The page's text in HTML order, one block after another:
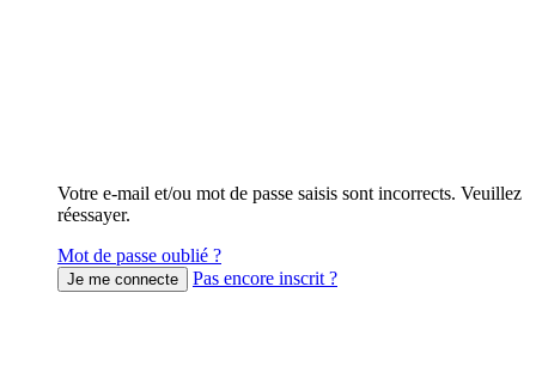
Votre e-mail et/ou mot de passe saisis sont incorrects. Veuillez
réessayer.
Mot de passe oublié ?
Pas encore inscrit ?